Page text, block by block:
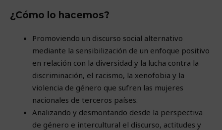
¿Cómo lo hacemos?
Promoviendo un discurso social alternativo
mediante la sensibilización de un enfoque positivo
en relación con la diversidad y la lucha contra la
discriminación, el racismo, la xenofobia y la
violencia de género que sufren las mujeres
nacionales de terceros países.
Analizando y desmontando desde la perspectiva
de género e intercultural el discurso, actitudes y